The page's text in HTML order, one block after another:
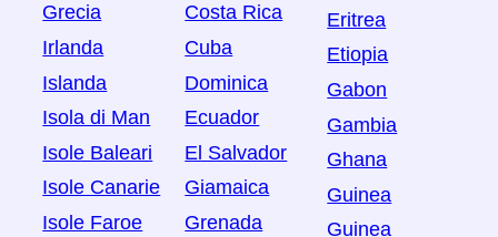
Grecia
Irlanda
Islanda
Isola di Man
Isole Baleari
Isole Canarie
Isole Faroe
Costa Rica
Cuba
Dominica
Ecuador
El Salvador
Giamaica
Grenada
Eritrea
Etiopia
Gabon
Gambia
Ghana
Guinea
Guinea